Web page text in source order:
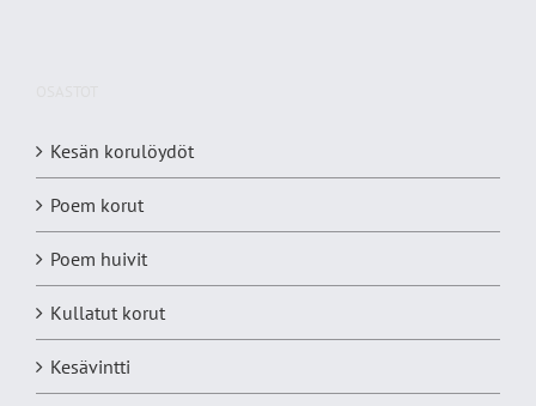
Kesän korulöydöt
Poem korut
Poem huivit
Kullatut korut
Kesävintti